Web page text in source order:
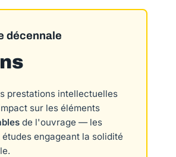
décennale
prestations intellectuelles
sur les éléments
de l'ouvrage — les
engageant la solidité